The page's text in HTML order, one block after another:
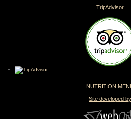
TripAdvisor
NUTRITION
Site developed by